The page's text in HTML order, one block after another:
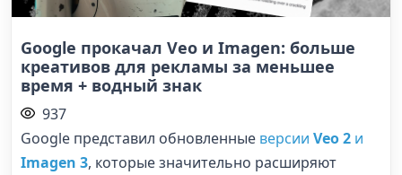
Google прокачал Veo и Imagen: больше
креативов для рекламы за меньшее
время + водный знак
937
Google представил обновленные версии Veo 2 и
Imagen 3, которые значительно расширяют